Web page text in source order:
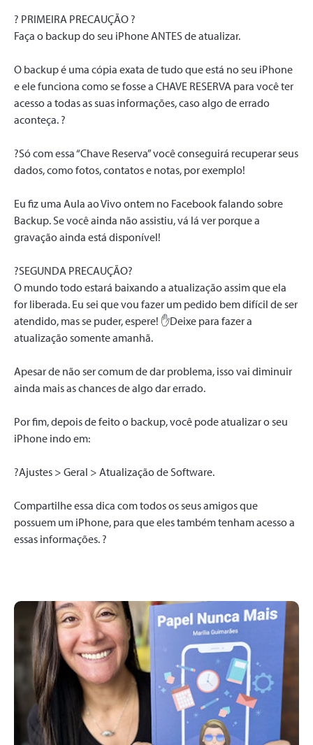
? PRIMEIRA PRECAUÇÃO ?
Faça o backup do seu iPhone ANTES de atualizar.
O backup é uma cópia exata de tudo que está no seu iPhone
e ele funciona como se fosse a CHAVE RESERVA para você ter
acesso a todas as suas informações, caso algo de errado
aconteça. ?
?Só com essa “Chave Reserva” você conseguirá recuperar seus
dados, como fotos, contatos e notas, por exemplo!
Eu fiz uma Aula ao Vivo ontem no Facebook falando sobre
Backup. Se você ainda não assistiu, vá lá ver porque a
gravação ainda está disponível!
?SEGUNDA PRECAUÇÃO?
O mundo todo estará baixando a atualização assim que ela
for liberada. Eu sei que vou fazer um pedido bem difícil de ser
atendido, mas se puder, espere! ✋Deixe para fazer a
atualização somente amanhã.
Apesar de não ser comum de dar problema, isso vai diminuir
ainda mais as chances de algo dar errado.
Por fim, depois de feito o backup, você pode atualizar o seu
iPhone indo em:
?Ajustes > Geral > Atualização de Software.
Compartilhe essa dica com todos os seus amigos que
possuem um iPhone, para que eles também tenham acesso a
essas informações. ?